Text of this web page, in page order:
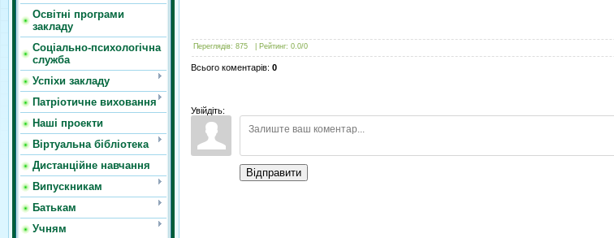
Освітні програми
закладу
Соціально-психологічна
служба
Успіхи закладу
Патріотичне виховання
Наші проекти
Віртуальна бібліотека
Дистанційне навчання
Випускникам
Батькам
Учням
Переглядів: 875 Рейтинг: 0.0/0
Всього коментарів: 0
Увійдіть:
Відправити